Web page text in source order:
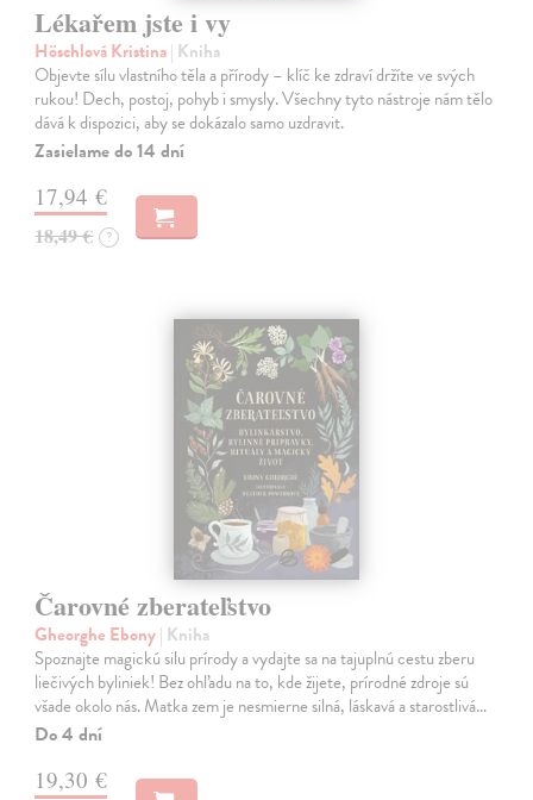
Lékařem jste i vy
Höschlová Kristina| Kniha
Objevte sílu vlastního těla a přírody – klíč ke zdraví držíte ve svých
rukou! Dech, postoj, pohyb i smysly. Všechny tyto nástroje nám tělo
dává k dispozici, aby se dokázalo samo uzdravit.
Zasielame do 14 dní
17,94 €
18,49 € ?
Čarovné zberateľstvo
Gheorghe Ebony| Kniha
Spoznajte magickú silu prírody a vydajte sa na tajuplnú cestu zberu
liečivých byliniek! Bez ohľadu na to, kde žijete, prírodné zdroje sú
všade okolo nás. Matka zem je nesmierne silná, láskavá a starostlivá…
Do 4 dní
19,30 €